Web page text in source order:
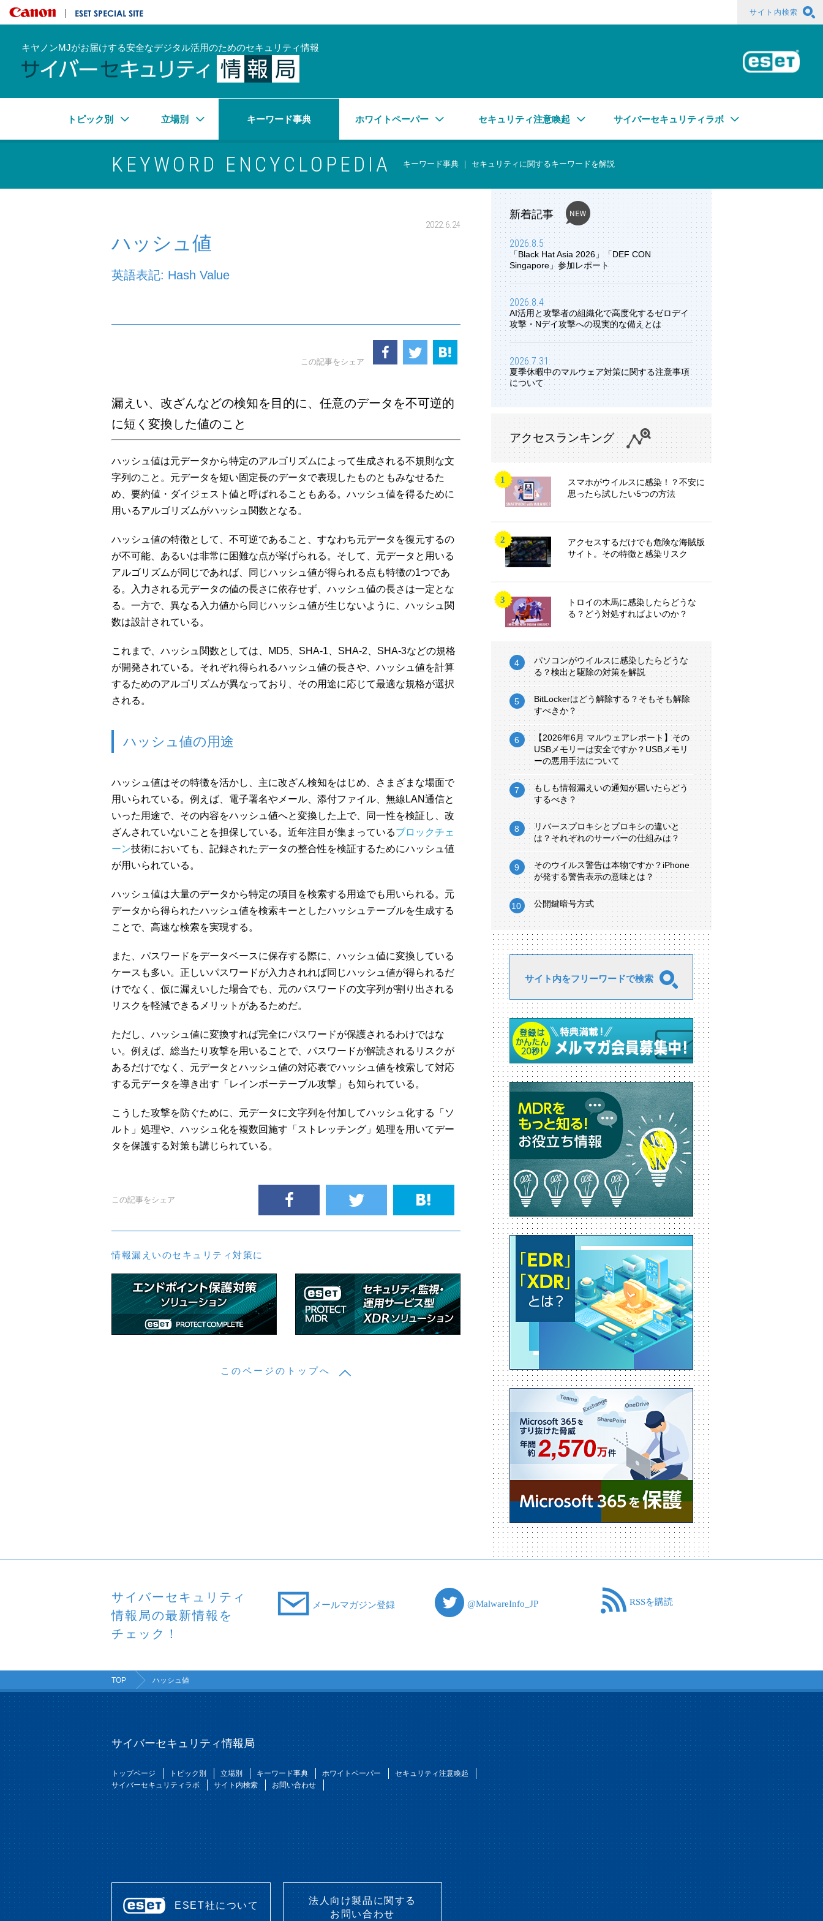
キヤノンマーケティングジャパン株式会社 サイト内検索
キヤノンMJがお届けする安全なデジタル活用のためのセキュリティ情報
トピック別 立場別 キーワード事典 ホワイトペーパー セキュリティ注意喚起 サイバーセキュリティラボ
KEYWORD ENCYCLOPEDIA キーワード事典 ｜ セキュリティに関するキーワードを解説
2022.6.24
ハッシュ値
英語表記: Hash Value
この記事をシェア
漏えい、改ざんなどの検知を目的に、任意のデータを不可逆的
に短く変換した値のこと
ハッシュ値は元データから特定のアルゴリズムによって生成される不規則な文
字列のこと。元データを短い固定長のデータで表現したものともみなせるた
め、要約値・ダイジェスト値と呼ばれることもある。ハッシュ値を得るために
用いるアルゴリズムがハッシュ関数となる。
ハッシュ値の特徴として、不可逆であること、すなわち元データを復元するの
が不可能、あるいは非常に困難な点が挙げられる。そして、元データと用いる
アルゴリズムが同じであれば、同じハッシュ値が得られる点も特徴の1つであ
る。入力される元データの値の長さに依存せず、ハッシュ値の長さは一定とな
る。一方で、異なる入力値から同じハッシュ値が生じないように、ハッシュ関
数は設計されている。
これまで、ハッシュ関数としては、MD5、SHA-1、SHA-2、SHA-3などの規格
が開発されている。それぞれ得られるハッシュ値の長さや、ハッシュ値を計算
するためのアルゴリズムが異なっており、その用途に応じて最適な規格が選択
される。
ハッシュ値の用途
ハッシュ値はその特徴を活かし、主に改ざん検知をはじめ、さまざまな場面で
用いられている。例えば、電子署名やメール、添付ファイル、無線LAN通信と
いった用途で、その内容をハッシュ値へと変換した上で、同一性を検証し、改
ざんされていないことを担保している。近年注目が集まっているブロックチェ
ーン技術においても、記録されたデータの整合性を検証するためにハッシュ値
が用いられている。
ハッシュ値は大量のデータから特定の項目を検索する用途でも用いられる。元
データから得られたハッシュ値を検索キーとしたハッシュテーブルを生成する
ことで、高速な検索を実現する。
また、パスワードをデータベースに保存する際に、ハッシュ値に変換している
ケースも多い。正しいパスワードが入力されれば同じハッシュ値が得られるだ
けでなく、仮に漏えいした場合でも、元のパスワードの文字列が割り出される
リスクを軽減できるメリットがあるためだ。
ただし、ハッシュ値に変換すれば完全にパスワードが保護されるわけではな
い。例えば、総当たり攻撃を用いることで、パスワードが解読されるリスクが
あるだけでなく、元データとハッシュ値の対応表でハッシュ値を検索して対応
する元データを導き出す「レインボーテーブル攻撃」も知られている。
こうした攻撃を防ぐために、元データに文字列を付加してハッシュ化する「ソ
ルト」処理や、ハッシュ化を複数回施す「ストレッチング」処理を用いてデー
タを保護する対策も講じられている。
この記事をシェア
情報漏えいのセキュリティ対策に
このページのトップへ
新着記事
2026.8.5
「Black Hat Asia 2026」「DEF CON
Singapore」参加レポート
2026.8.4
AI活用と攻撃者の組織化で高度化するゼロデイ
攻撃・Nデイ攻撃への現実的な備えとは
2026.7.31
夏季休暇中のマルウェア対策に関する注意事項
について
アクセスランキング
スマホがウイルスに感染！？不安に
思ったら試したい5つの方法
アクセスするだけでも危険な海賊版
サイト。その特徴と感染リスク
トロイの木馬に感染したらどうな
る？どう対処すればよいのか？
パソコンがウイルスに感染したらどうな
る？検出と駆除の対策を解説
BitLockerはどう解除する？そもそも解除
すべきか？
【2026年6月 マルウェアレポート】その
USBメモリーは安全ですか？USBメモリ
ーの悪用手法について
もしも情報漏えいの通知が届いたらどう
するべき？
リバースプロキシとプロキシの違いと
は？それぞれのサーバーの仕組みは？
そのウイルス警告は本物ですか？iPhone
が発する警告表示の意味とは？
公開鍵暗号方式
サイト内をフリーワードで検索
サイバーセキュリティ
情報局の最新情報を
チェック！
メールマガジン登録 @MalwareInfo_JP RSSを購読
TOP ハッシュ値
サイバーセキュリティ情報局
トップページ トピック別 立場別 キーワード事典 ホワイトペーパー
セキュリティ注意喚起
サイバーセキュリティラボ
サイト内検索 お問い合わせ
ESET社について
法人向け製品に関する
お問い合わせ